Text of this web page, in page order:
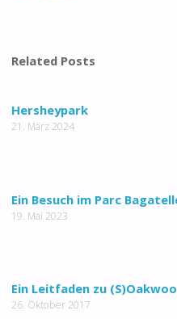
Related Posts
Hersheypark
21. März 2024
Ein Besuch im Parc
19. Mai 2023
Ein Leitfaden zu
26. Oktober 2017